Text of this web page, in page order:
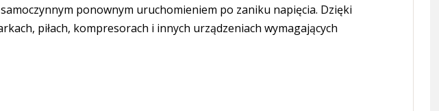
ponownym uruchomieniem po zaniku napięcia. Dzięki
piłach, kompresorach i innych urządzeniach wymagających